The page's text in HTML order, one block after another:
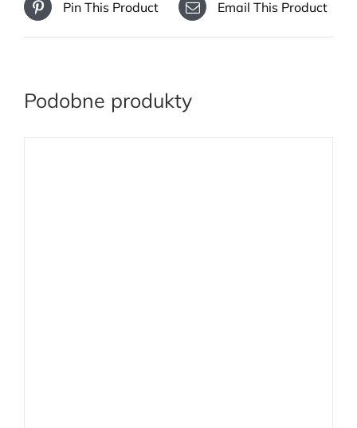
Pin This Product Email This Product
Podobne produkty